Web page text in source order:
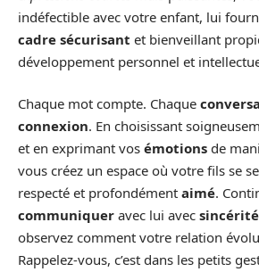
indéfectible avec votre enfant, lui
cadre sécurisant et bienveillant
développement personnel et
Chaque mot compte. Chaque
connexion. En choisissant
et en exprimant vos émotions de
vous créez un espace où votre fils se
respecté et profondément aimé.
communiquer avec lui avec sincérité
observez comment votre relation
Rappelez-vous, c’est dans les petits